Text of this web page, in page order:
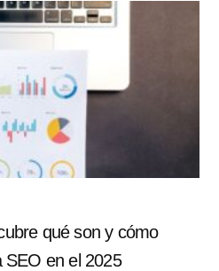
qué son y cómo
SEO en el 2025